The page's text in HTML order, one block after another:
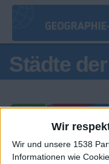
Wir
Wir und unsere 1538
Informationen wie
Städte